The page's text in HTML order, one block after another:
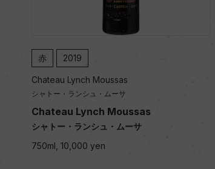
赤 2019
Chateau Lynch Moussas
シャトー・ランシュ・ムーサ
Chateau Lynch Moussas
シャトー・ランシュ・ムーサ
750ml, 10,000 yen